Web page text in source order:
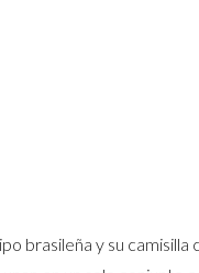
brasileña y su